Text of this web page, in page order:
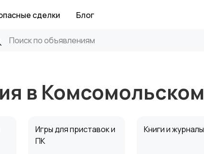
сделки Блог
в Комсомольском
Игры для приставок и
ПК
Книги и журналы